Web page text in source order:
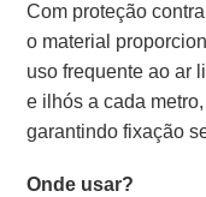
Com proteção
o material
uso frequente ao ar
e ilhós a cada
garantindo fixação
Onde usar?